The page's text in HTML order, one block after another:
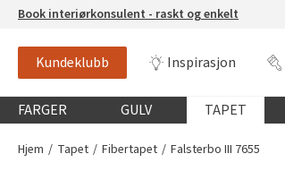
Book interiørkonsulent - raskt og enkelt
Kundeklubb Inspirasjon
Globalnavigasjon mobil
FARGER GULV TAPET
Hjem Tapet Fibertapet Falsterbo III 7655